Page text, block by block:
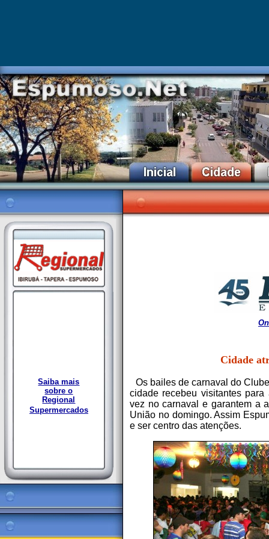
Saiba mais
sobre o
Regional
Supermercados
Cidade
Os bailes de carnaval do
cidade recebeu visitantes
vez no carnaval e garantem a
União no domingo. Assim
e ser centro das atenções.